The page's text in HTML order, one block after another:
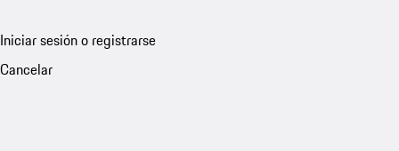
Iniciar sesión o registrarse
Cancelar